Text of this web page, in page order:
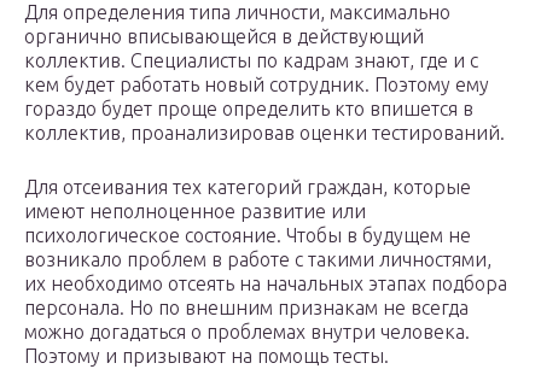
Для определения типа личности, максимально
органично вписывающейся в действующий
коллектив. Специалисты по кадрам знают, где и с
кем будет работать новый сотрудник. Поэтому ему
гораздо будет проще определить кто впишется в
коллектив, проанализировав оценки тестирований.
Для отсеивания тех категорий граждан, которые
имеют неполноценное развитие или
психологическое состояние. Чтобы в будущем не
возникало проблем в работе с такими личностями,
их необходимо отсеять на начальных этапах подбора
персонала. Но по внешним признакам не всегда
можно догадаться о проблемах внутри человека.
Поэтому и призывают на помощь тесты.